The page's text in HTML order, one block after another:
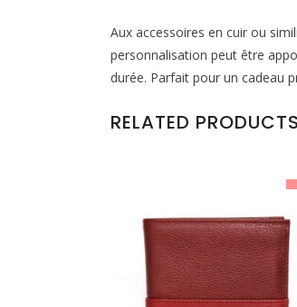
Aux accessoires en cuir ou
personnalisation peut être
durée. Parfait pour un cadeau
RELATED PRODUCTS